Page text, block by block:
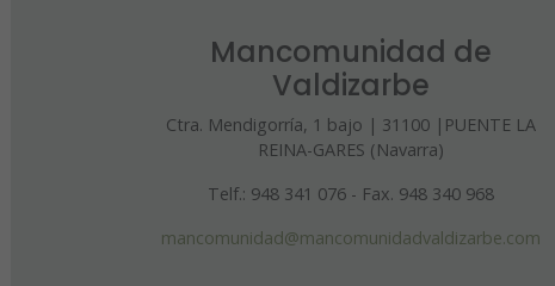
Mancomunidad de
Valdizarbe
Ctra. Mendigorría, 1 bajo | 31100 |PUENTE LA
REINA-GARES (Navarra)
Telf.: 948 341 076 - Fax. 948 340 968
mancomunidad@mancomunidadvaldizarbe.com